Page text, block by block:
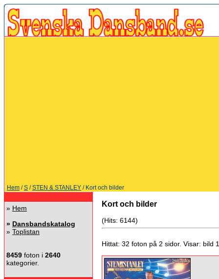
Hem /S /STEN & STANLEY / Kort och bilder
» Hem
» Dansbandskatalog
» Toplistan
8459 foton i 2640
kategorier.
Kort och bilder
(Hits: 6144)
Hittat: 32 foton på 2 sidor. Visar: bild